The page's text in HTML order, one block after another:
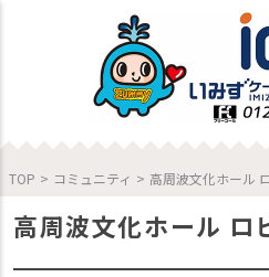
TOP > コミュニティ > 高周波文化ホール
高周波文化ホール ロ